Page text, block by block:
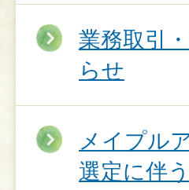
業務取引
らせ
メイプル
選定に伴